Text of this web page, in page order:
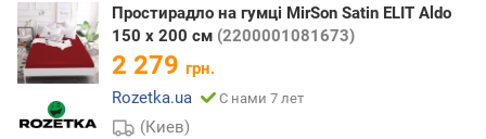
Простирадло на гумці MirSon Satin ELIT Aldo
150 х 200 см (2200001081673)
2 279 грн.
Rozetka.ua
С нами 7 лет
(Киев)